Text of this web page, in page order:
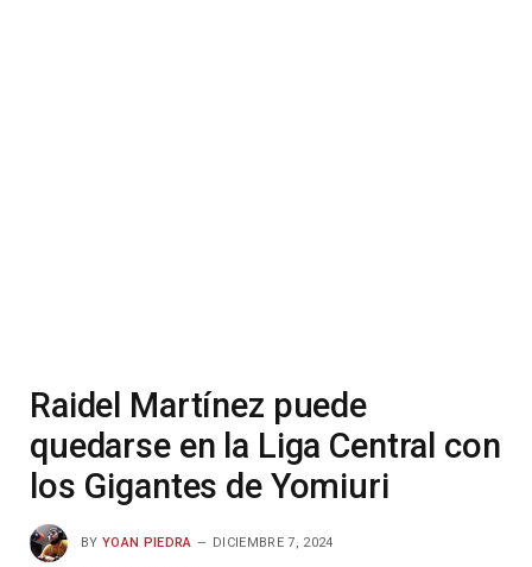
Raidel Martínez puede
quedarse en la Liga Central con
los Gigantes de Yomiuri
BY YOAN PIEDRA DICIEMBRE 7, 2024